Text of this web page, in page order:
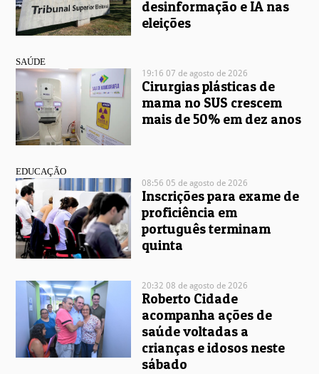
desinformação e IA nas
eleições
SAÚDE
19:16 07 de agosto de 2026
Cirurgias plásticas de
mama no SUS crescem
mais de 50% em dez anos
EDUCAÇÃO
08:56 05 de agosto de 2026
Inscrições para exame de
proficiência em
português terminam
quinta
20:32 08 de agosto de 2026
Roberto Cidade
acompanha ações de
saúde voltadas a
crianças e idosos neste
sábado